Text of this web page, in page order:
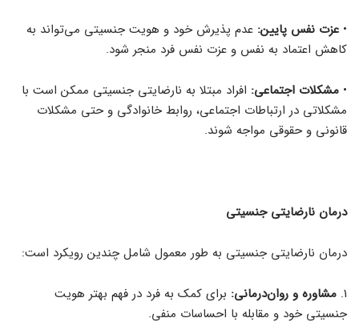
• عزت نفس پایین: عدم پذیرش خود و هویت جنسیتی می‌تواند به
کاهش اعتماد به نفس و عزت نفس فرد منجر شود.
• مشکلات اجتماعی: افراد مبتلا به نارضایتی جنسیتی ممکن است با
مشکلاتی در ارتباطات اجتماعی، روابط خانوادگی و حتی مشکلات
قانونی و حقوقی مواجه شوند.
درمان نارضایتی جنسیتی
درمان نارضایتی جنسیتی به طور معمول شامل چندین رویکرد است:
1. مشاوره و روان‌درمانی: برای کمک به فرد در فهم بهتر هویت
جنسیتی خود و مقابله با احساسات منفی.